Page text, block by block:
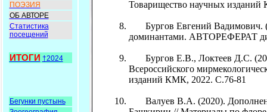
ПОЭЗИЯ
ОБ АВТОРЕ
Статистика
посещений
ИТОГИ †2024
Бегунки пустынь
Товарищество научных
Бургов Евгений Вадимович.
доминантами. АВТОРЕФЕРАТ
Бургов Е.В., Локтеев Д.С.
Всероссийского
изданий КМК, 2022. С.76-81
Валуев В.А. (2020).